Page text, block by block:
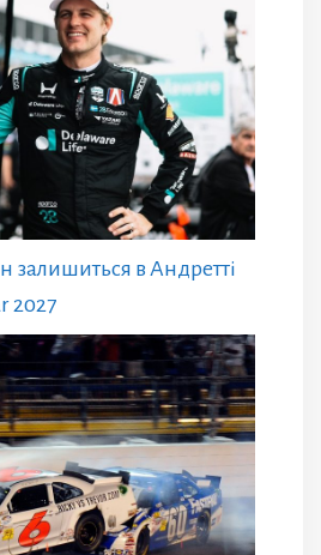
залишиться в Андретті
2027